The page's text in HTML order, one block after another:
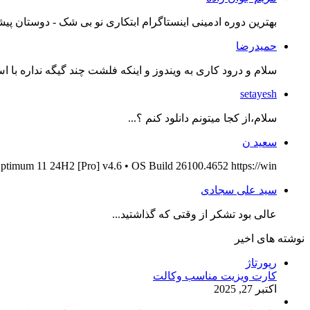
بهترین دوره ادمینی اینستاگرام ابتکاری نو بی شک - دوستان
حمیدرضا
سلام و درود کاری به ویندوز و اینکه فلشت چند گیگه نداره با
setayesh
سلام،از کجا میتونم دانلود کنم ؟...
سعید ن
11 24H2 [Pro] v4.6 • OS Build 26100.4652 https://win...
سید علی سجادی
عالی بود تشکر از وقتی که گذاشتید...
نوشته های اخیر
رپورتاژ
کارت ویزیت مناسب وکالت
اکتبر 27, 2025